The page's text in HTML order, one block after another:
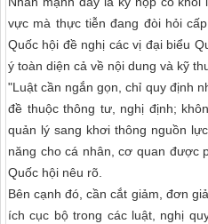
vực mà thực tiễn đang đòi hỏi
Quốc hội đề nghị các vị đại biểu
ý toàn diện cả về nội dung và kỹ
"Luật cần ngắn gọn, chỉ quy định
đề thuộc thông tư, nghị định;
quản lý sang khơi thông nguồn
năng cho cá nhân, cơ quan được
Quốc hội nêu rõ.
Bên cạnh đó, cần cắt giảm, đơn
ích cục bộ trong các luật, nghị